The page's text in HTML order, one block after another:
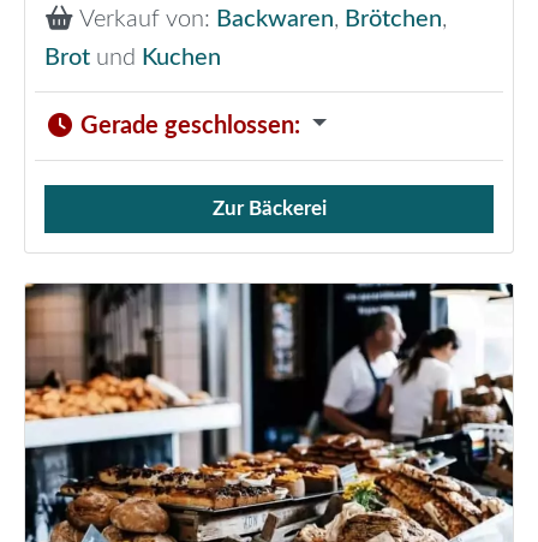
Verkauf von: Backwaren, Brötchen,
Brot und Kuchen
Gerade geschlossen:
Verkauf von Brötchen,
Zur Bäckerei